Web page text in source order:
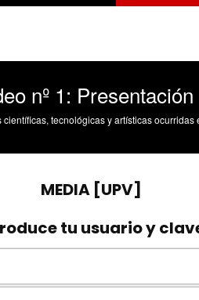
de la
y artísticas ocurridas en los tres